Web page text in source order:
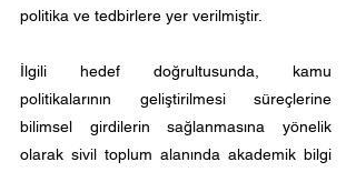
politika ve tedbirlere yer verilmiştir.
İlgili hedef doğrultusunda, kamu
politikalarının geliştirilmesi süreçlerine
bilimsel girdilerin sağlanmasına yönelik
olarak sivil toplum alanında akademik bilgi